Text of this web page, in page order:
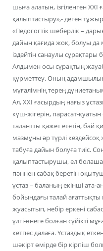
шыға алатын, ізгіленген
қалыптастыру»,- деген
«Педогогтік шеберлік –
дайын қағида жоқ, болуы да
іздейтін санаулы сұрақтары
Алдымен осы сұрақтың
құрметтеу. Оның
мұғалімнің терең
Ал, ХХІ ғасырдың нағыз
күш-жігерін, парасат-қуатын
талантты қажет ететін, бай
мазмұны әр түрлі
табуға дайын болуға тиіс.
қалыптастырушы, ел
пәннен сабақ беретін
ұстаз – баланың екінші
бойындағы талай ағаттықты
жуасытып, небір еркені
үлгі-өнеге болған сүйікті
кетпес далаға. Ұстаздық
шәкірт өмірде бір кірпіш